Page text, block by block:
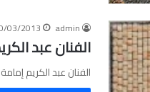
admin
03/2013
الفنان عبد
الفنان عبد الكريم إمامة